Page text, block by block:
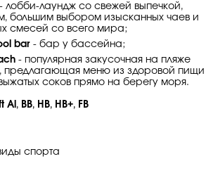
- лобби-лаундж со свежей выпечкой,
большим выбором изысканных чаев и
смесей со всего мира;
bar - бар у бассейна;
- популярная закусочная на пляже
предлагающая меню из здоровой пищи
соков прямо на берегу моря.
Al , BB, HB, HB+, FB
спорта